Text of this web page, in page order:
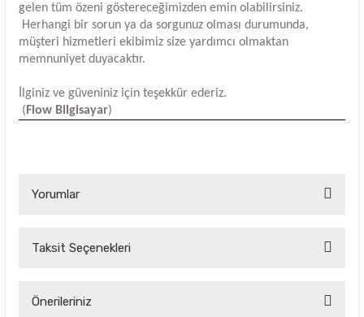
gelen tüm özeni göstereceğimizden emin olabilirsiniz.
Herhangi bir sorun ya da sorgunuz olması durumunda,
müşteri hizmetleri ekibimiz size yardımcı olmaktan
memnuniyet duyacaktır.
İlginiz ve güveniniz için teşekkür ederiz.
( Flow Bilgisayar)
Yorumlar
Bu ürüne ilk yorumu siz yapın!
Taksit Seçenekleri
Önerileriniz